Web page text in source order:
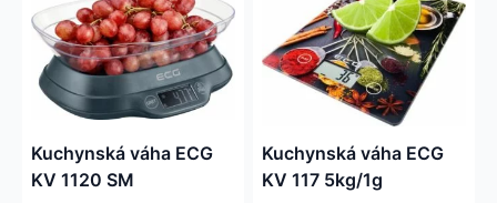
Kuchynská váha ECG
KV 1120 SM
Kuchynská váha ECG
KV 117 5kg/1g